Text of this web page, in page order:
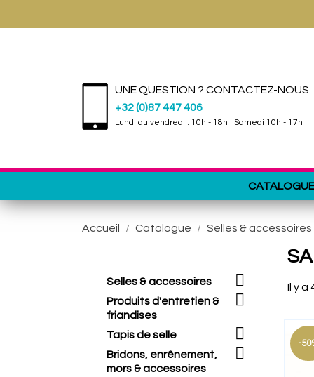
UNE QUESTION ? CONTACTEZ-NOUS
+32 (0)87 447 406
Lundi au vendredi : 10h - 18h . Samedi 10h - 17h
CATALOGUE
Accueil Catalogue Selles & accessoires
Selles & accessoires 
Produits d'entretien &
friandises

Tapis de selle 
Bridons, enrênement,
mors & accessoires

Il y a
-